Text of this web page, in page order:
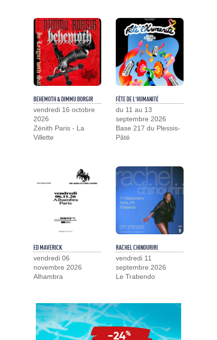
BEHEMOTH & DIMMU BORGIR
vendredi 16 octobre
2026
Zénith Paris - La
Villette
FÊTE DE L'HUMANITÉ
du 11 au 13
septembre 2026
Base 217 du Plessis-
Pâté
ED MAVERICK
vendredi 06
novembre 2026
Alhambra
RACHEL CHINOURIRI
vendredi 11
septembre 2026
Le Trabendo